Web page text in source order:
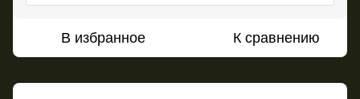
В избранное К сравнению